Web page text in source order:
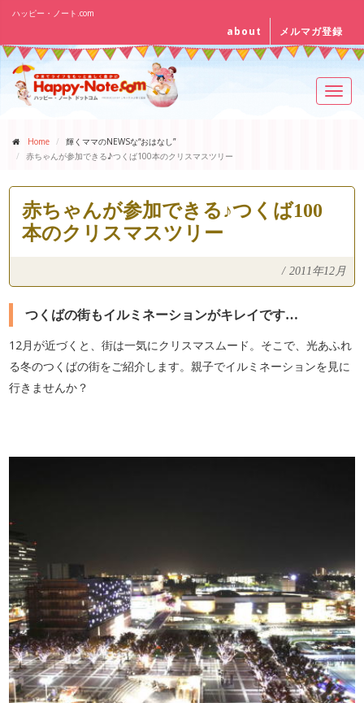
ハッピー・ノート.com
about メルマガ登録
Home
輝くママのNEWSな“おはなし”
赤ちゃんが参加できる♪つくば100本のクリスマスツリー
赤ちゃんが参加できる♪つくば100
本のクリスマスツリー
/ 2011年12月
つくばの街もイルミネーションがキレイです…
12月が近づくと、街は一気にクリスマスムード。そこで、光あふれ
る冬のつくばの街をご紹介します。親子でイルミネーションを見に
行きませんか？